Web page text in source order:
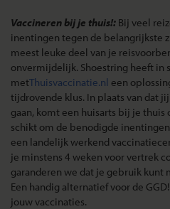
Vaccineren bij je thuis!: Bij veel
inentingen tegen de belangrijkste
meest leuke deel van je
onvermijdelijk. Shoestring heeft in
metThuisvaccinatie.nl een
tijdrovende klus. In plaats van dat
gaan, komt een huisarts bij je
schikt om de benodigde
een landelijk werkend
je minstens 4 weken voor vertrek
garanderen we dat je gebruik kunt
Een handig alternatief voor de
jouw vaccinaties.